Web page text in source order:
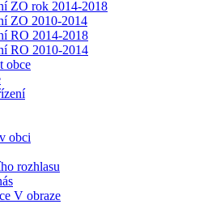
ZO rok 2014-2018
ZO 2010-2014
RO 2014-2018
RO 2010-2014
obce
obci
rozhlasu
V obraze